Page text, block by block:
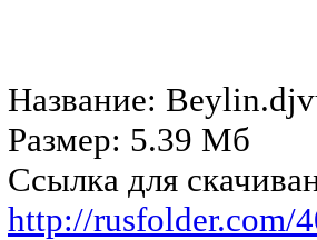
Название:
Размер: 5.39 Мб
Ссылка для
http://rusfolder.com/